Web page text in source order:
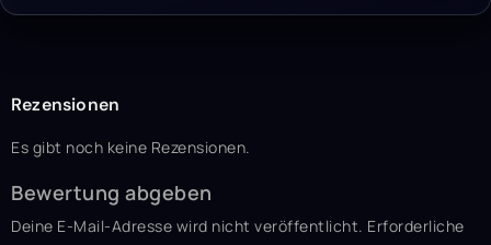
Rezensionen
Es gibt noch keine Rezensionen.
Bewertung abgeben
Deine E-Mail-Adresse wird nicht veröffentlicht. Erforderliche